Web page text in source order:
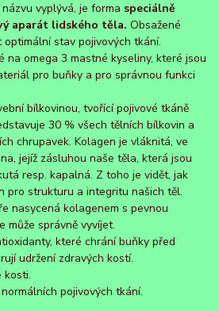
názvu vyplývá, je forma speciálně
aparát lidského těla. Obsažené
stav pojivových tkání.
na omega 3 mastné kyseliny, které jsou
pro buňky a pro správnou funkci
bílkovinou, tvořící pojivové tkáně
30 % všech tělních bílkovin a
chrupavek. Kolagen je vláknitá, ve
jejíž zásluhou naše těla, která jsou
resp. kapalná. Z toho je vidět, jak
pro strukturu a integritu našich těl.
nasycená kolagenem s pevnou
může správně vyvíjet.
které chrání buňky před
udržení zdravých kostí.
kosti.
pojivových tkání.